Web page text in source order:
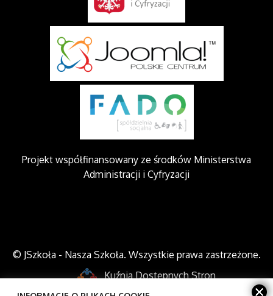
Projekt współfinansowany ze środków Ministerstwa
Administracji i Cyfryzacji
© JSzkoła - Nasza Szkoła. Wszystkie prawa zastrzeżone.
Kuźnia Dostępnych Stron